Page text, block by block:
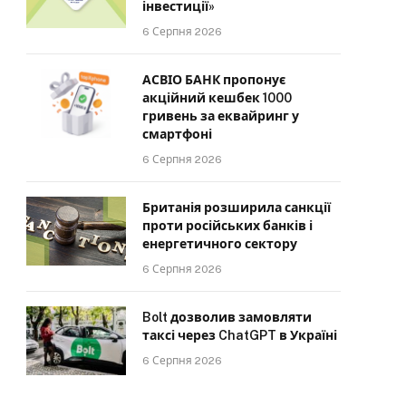
інвестиції»
6 Серпня 2026
АСВІО БАНК пропонує
акційний кешбек 1000
гривень за еквайринг у
смартфоні
6 Серпня 2026
Британія розширила санкції
проти російських банків і
енергетичного сектору
6 Серпня 2026
Bolt дозволив замовляти
таксі через ChatGPT в Україні
6 Серпня 2026